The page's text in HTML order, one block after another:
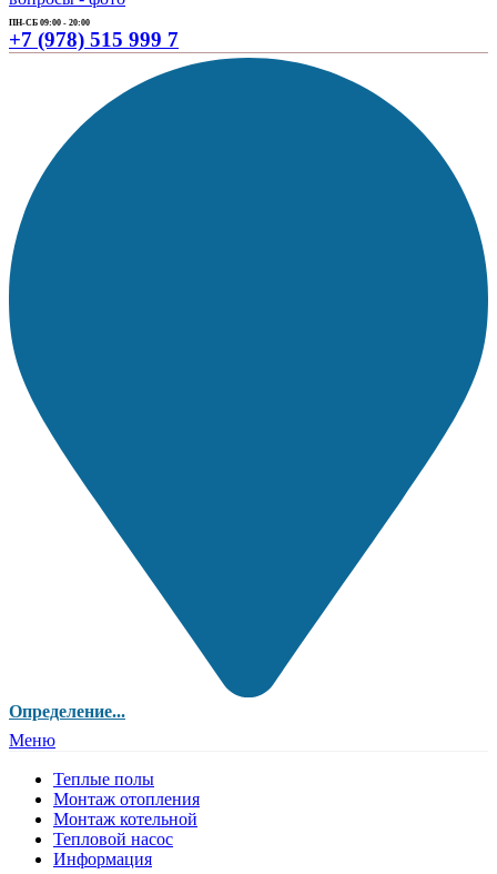
ПН-СБ 09:00 - 20:00
+7 (978) 515 999 7
Определение...
Меню
Теплые полы
Монтаж отопления
Монтаж котельной
Тепловой насос
Информация